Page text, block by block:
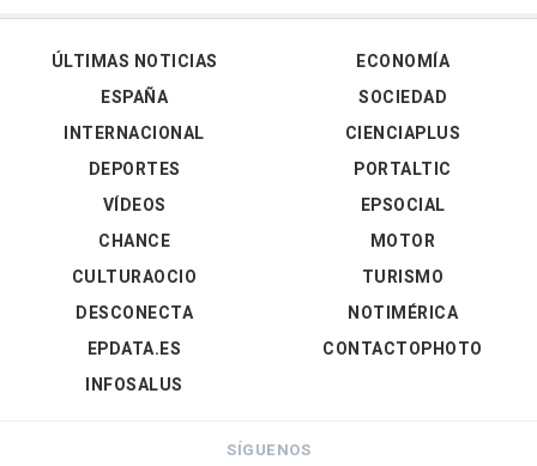
ÚLTIMAS NOTICIAS
ESPAÑA
INTERNACIONAL
DEPORTES
VÍDEOS
ECONOMÍA
SOCIEDAD
CIENCIAPLUS
PORTALTIC
EPSOCIAL
CHANCE
CULTURAOCIO
DESCONECTA
EPDATA.ES
INFOSALUS
MOTOR
TURISMO
NOTIMÉRICA
CONTACTOPHOTO
SÍGUENOS